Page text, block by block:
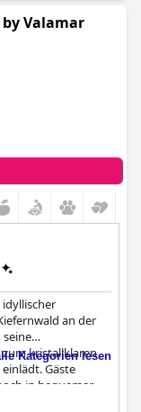
by Valamar
idyllischer
an der
seine
kristallklaren
Gäste
in bequemer
charmanten
Kategorien lesen